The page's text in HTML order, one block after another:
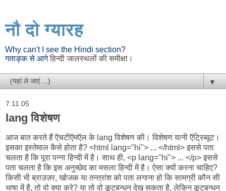
नौ दो ग्यारह
Why can't I see the Hindi section?
गताङ्क से आगेहिन्दी जालस्थलों की समीक्षा।
▼
7.11.05
lang विशेषण
आज बात करते हैं ऍचटीऍमऍल के lang विशेषण की। विशेषण यानी ऍट्रिब्यूट।
इसका इस्तेमाल कैसे होता है? <html lang="hi"> ... </html> इससे पता
चलता है कि पूरा पन्ना हिन्दी में है। साथ ही, <p lang="hi"> ... </p> इससे
पता चलता है कि इस अनुच्छेद का मसला हिन्दी में है। ऐसा क्यों करना चाहिए?
किसी भी ब्राउज़र, खोजक या तन्त्रांश को पता लगाना हो कि सामग्री कौन सी
भाषा में है, तो वो क्या करे? या तो वो कूटबन्धन देख सकता है, लेकिन कूटबन्धन